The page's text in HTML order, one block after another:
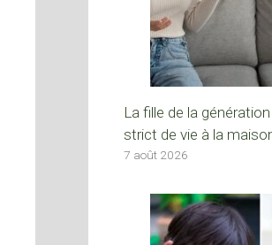
La fille de la
strict de vie à la
7 août 2026